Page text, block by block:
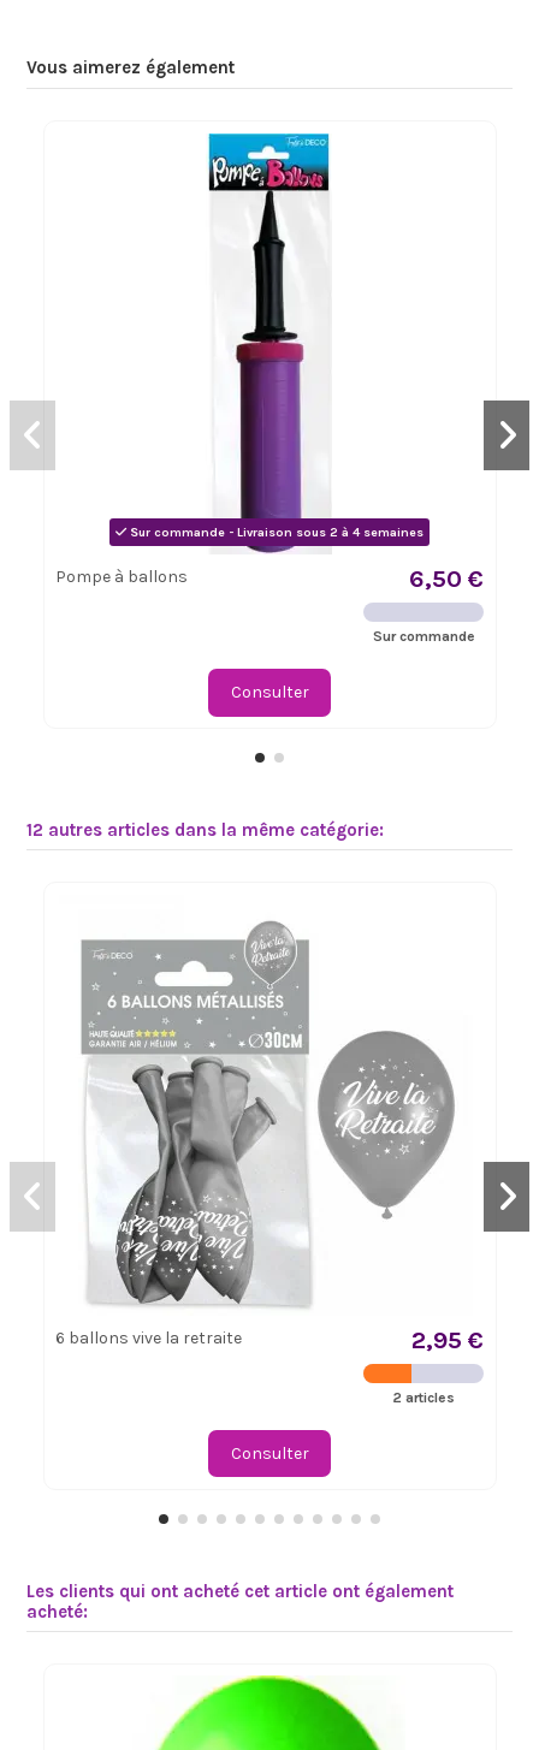
Vous aimerez également
Sur commande - Livraison sous 2 à 4 semaines
Pompe à ballons 6,50 €
Sur commande
Consulter
12 autres articles dans la même catégorie:
6 ballons vive la retraite 2,95 €
2 articles
Consulter
Les clients qui ont acheté cet article ont également
acheté: